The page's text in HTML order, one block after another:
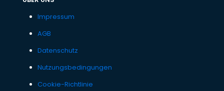
Impressum
AGB
Datenschutz
Nutzungsbedingungen
Cookie-Richtlinie